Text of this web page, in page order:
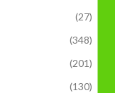
(27)
(348)
(201)
(130)